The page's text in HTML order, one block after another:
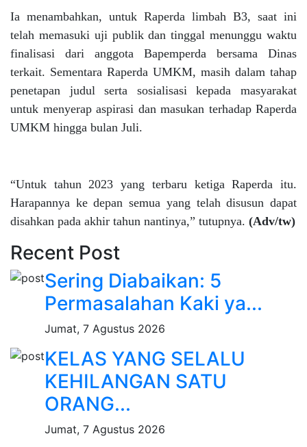
Ia menambahkan, untuk Raperda limbah B3, saat ini
telah memasuki uji publik dan tinggal menunggu waktu
finalisasi dari anggota Bapemperda bersama Dinas
terkait. Sementara Raperda UMKM, masih dalam tahap
penetapan judul serta sosialisasi kepada masyarakat
untuk menyerap aspirasi dan masukan terhadap Raperda
UMKM hingga bulan Juli.
“Untuk tahun 2023 yang terbaru ketiga Raperda itu.
Harapannya ke depan semua yang telah disusun dapat
disahkan pada akhir tahun nantinya,” tutupnya. (Adv/tw)
Recent Post
Sering Diabaikan: 5
Permasalahan Kaki ya...
Jumat, 7 Agustus 2026
KELAS YANG SELALU
KEHILANGAN SATU
ORANG...
Jumat, 7 Agustus 2026